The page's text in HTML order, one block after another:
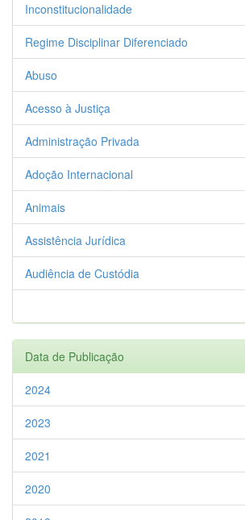
Inconstitucionalidade
Regime Disciplinar Diferenciado
Abuso
Acesso à Justiça
Administração Privada
Adoção Internacional
Animais
Assistência Jurídica
Audiência de Custódia
Data de Publicação
2024
2023
2021
2020